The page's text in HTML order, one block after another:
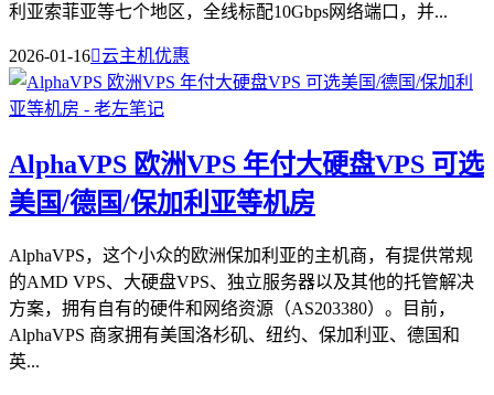
利亚索菲亚等七个地区，全线标配10Gbps网络端口，并...
2026-01-16云主机优惠
AlphaVPS 欧洲VPS 年付大硬盘VPS 可选
美国/德国/保加利亚等机房
AlphaVPS，这个小众的欧洲保加利亚的主机商，有提供常规
的AMD VPS、大硬盘VPS、独立服务器以及其他的托管解决
方案，拥有自有的硬件和网络资源（AS203380）。目前，
AlphaVPS 商家拥有美国洛杉矶、纽约、保加利亚、德国和
英...